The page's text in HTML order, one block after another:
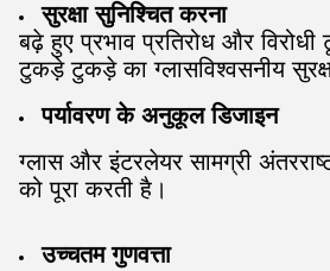
सुरक्षा सुनिश्चित करना
बढ़े हुए प्रभाव प्रतिरोध और
टुकड़े टुकड़े का ग्लासविश्वसनीय
पर्यावरण के अनुकूल डिजाइन
ग्लास और इंटरलेयर सामग्री
को पूरा करती है।
उच्चतम गुणवत्ता